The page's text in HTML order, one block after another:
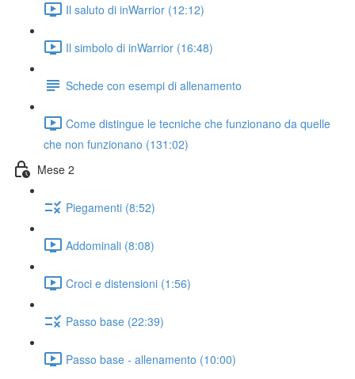
Il saluto di inWarrior (12:12)
Il simbolo di inWarrior (16:48)
Schede con esempi di allenamento
Come distingue le tecniche che funzionano da quelle
che non funzionano (131:02)
Mese 2
Piegamenti (8:52)
Addominali (8:08)
Croci e distensioni (1:56)
Passo base (22:39)
Passo base - allenamento (10:00)